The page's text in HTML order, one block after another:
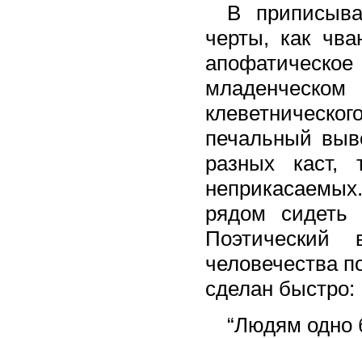
В
черты, как
печальный
разных каст,
рядом сидеть
Поэтический
человечества
сделан быстро:
“Людям одно